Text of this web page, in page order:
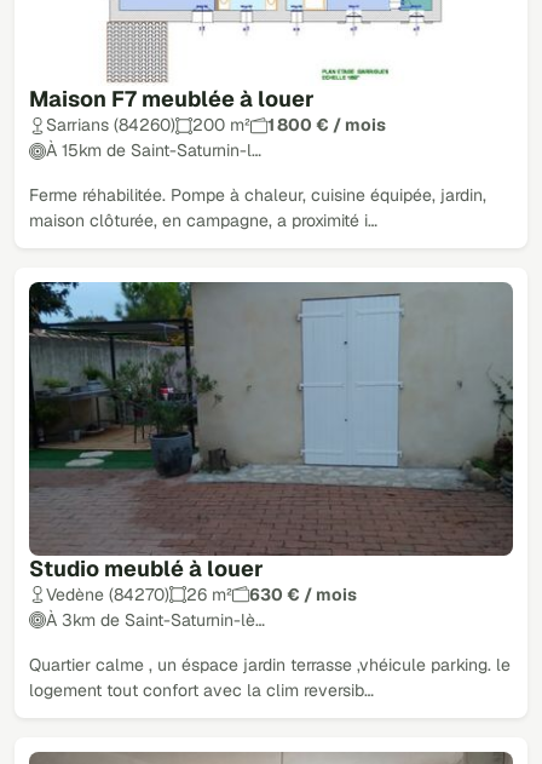
Maison F7 meublée à louer
Sarrians (84260) 200 m²
1 800 € / mois
À 15km de Saint-Saturnin-l…
Ferme réhabilitée. Pompe à chaleur, cuisine équipée, jardin,
maison clôturée, en campagne, a proximité i…
Studio meublé à louer
Vedène (84270) 26 m²
630 € / mois
À 3km de Saint-Saturnin-lè…
Quartier calme , un éspace jardin terrasse ,vhéicule parking. le
logement tout confort avec la clim reversib…